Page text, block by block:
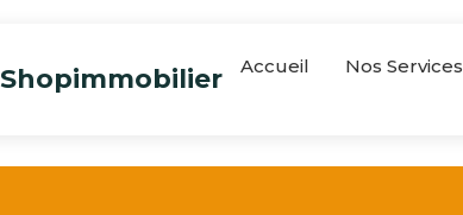
Shopimmobilier Accueil Nos Services